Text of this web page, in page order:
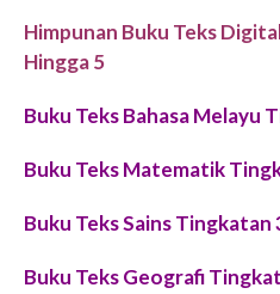
Himpunan Buku Teks
Hingga 5
Buku Teks Bahasa Melayu
Buku Teks Matematik
Buku Teks Sains Tingkatan
Buku Teks Geografi